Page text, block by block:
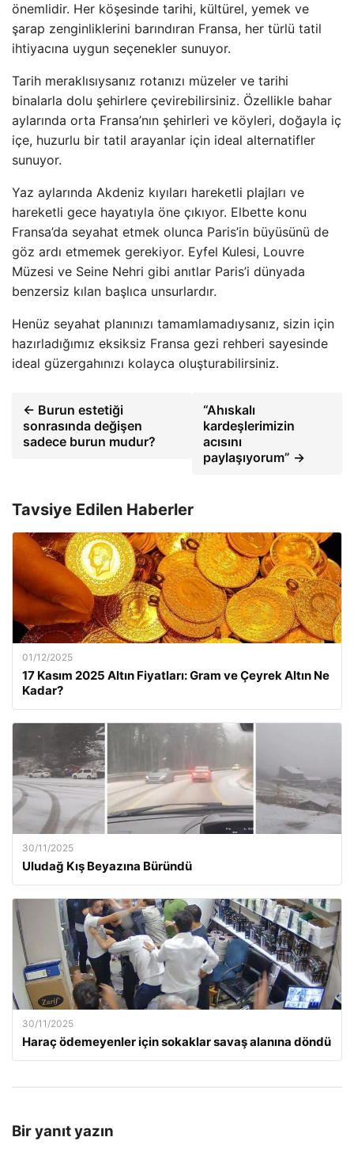
önemlidir. Her köşesinde tarihi, kültürel, yemek ve
şarap zenginliklerini barındıran Fransa, her türlü tatil
ihtiyacına uygun seçenekler sunuyor.
Tarih meraklısıysanız rotanızı müzeler ve tarihi
binalarla dolu şehirlere çevirebilirsiniz. Özellikle bahar
aylarında orta Fransa’nın şehirleri ve köyleri, doğayla iç
içe, huzurlu bir tatil arayanlar için ideal alternatifler
sunuyor.
Yaz aylarında Akdeniz kıyıları hareketli plajları ve
hareketli gece hayatıyla öne çıkıyor. Elbette konu
Fransa’da seyahat etmek olunca Paris’in büyüsünü de
göz ardı etmemek gerekiyor. Eyfel Kulesi, Louvre
Müzesi ve Seine Nehri gibi anıtlar Paris’i dünyada
benzersiz kılan başlıca unsurlardır.
Henüz seyahat planınızı tamamlamadıysanız, sizin için
hazırladığımız eksiksiz Fransa gezi rehberi sayesinde
ideal güzergahınızı kolayca oluşturabilirsiniz.
← Burun estetiği
sonrasında değişen
sadece burun mudur?
“Ahıskalı
kardeşlerimizin
acısını
paylaşıyorum” →
Tavsiye Edilen Haberler
01/12/2025
17 Kasım 2025 Altın Fiyatları: Gram ve Çeyrek Altın Ne
Kadar?
30/11/2025
Uludağ Kış Beyazına Büründü
30/11/2025
Haraç ödemeyenler için sokaklar savaş alanına döndü
Bir yanıt yazın